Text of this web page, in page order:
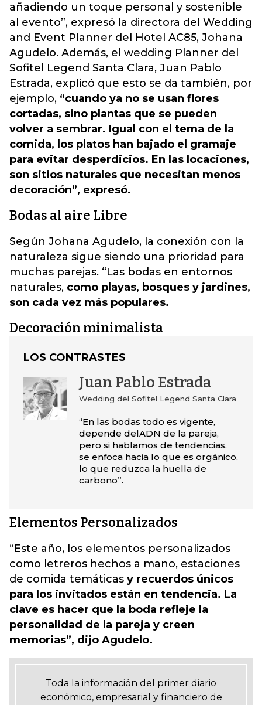
añadiendo un toque personal y sostenible
al evento”, expresó la directora del Wedding
and Event Planner del Hotel AC85, Johana
Agudelo. Además, el wedding Planner del
Sofitel Legend Santa Clara, Juan Pablo
Estrada, explicó que esto se da también, por
ejemplo, “cuando ya no se usan flores
cortadas, sino plantas que se pueden
volver a sembrar. Igual con el tema de la
comida, los platos han bajado el gramaje
para evitar desperdicios. En las locaciones,
son sitios naturales que necesitan menos
decoración”, expresó.
Bodas al aire Libre
Según Johana Agudelo, la conexión con la
naturaleza sigue siendo una prioridad para
muchas parejas. “Las bodas en entornos
naturales, como playas, bosques y jardines,
son cada vez más populares.
Decoración minimalista
LOS CONTRASTES
Juan Pablo Estrada
Wedding del Sofitel Legend Santa Clara
“En las bodas todo es vigente,
depende delADN de la pareja,
pero si hablamos de tendencias,
se enfoca hacia lo que es orgánico,
lo que reduzca la huella de
carbono”.
Elementos Personalizados
“Este año, los elementos personalizados
como letreros hechos a mano, estaciones
de comida temáticas y recuerdos únicos
para los invitados están en tendencia. La
clave es hacer que la boda refleje la
personalidad de la pareja y creen
memorias”, dijo Agudelo.
Toda la información del primer diario
económico, empresarial y financiero de